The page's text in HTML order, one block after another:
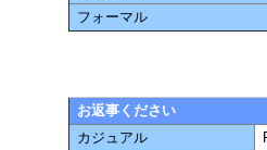
フォーマル
お返事ください
カジュアル